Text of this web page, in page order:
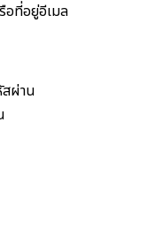
อที่อยู่อีเมล
ผ่าน